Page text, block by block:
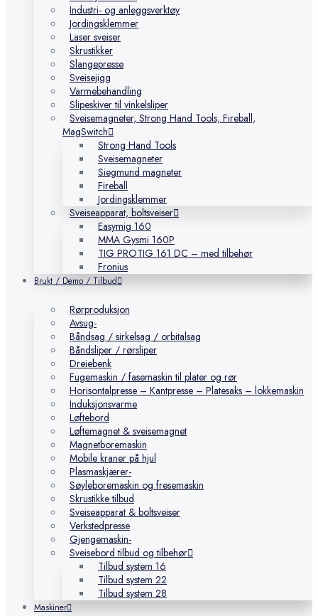
Industri- og anleggsverktøy
Jordingsklemmer
Laser sveiser
Skrustikker
Slangepresse
Sveisejigg
Varmebehandling
Slipeskiver til vinkelsliper
Sveisemagneter, Strong Hand Tools, Fireball,
MagSwitch
Strong Hand Tools
Sveisemagneter
Siegmund magneter
Fireball
Jordingsklemmer
Sveiseapparat, boltsveiser
Easymig 160
MMA Gysmi 160P
TIG PROTIG 161 DC – med tilbehør
Fronius
Brukt / Demo / Tilbud
Rørproduksjon
Avsug-
Båndsag / sirkelsag / orbitalsag
Båndsliper / rørsliper
Dreiebenk
Fugemaskin / fasemaskin til plater og rør
Horisontalpresse – Kantpresse – Platesaks – lokkemaskin
Induksjonsvarme
Løftebord
Løftemagnet & sveisemagnet
Magnetboremaskin
Mobile kraner på hjul
Plasmaskjærer-
Søyleboremaskin og fresemaskin
Skrustikke tilbud
Sveiseapparat & boltsveiser
Verkstedpresse
Gjengemaskin-
Sveisebord tilbud og tilbehør
Tilbud system 16
Tilbud system 22
Tilbud system 28
Maskiner